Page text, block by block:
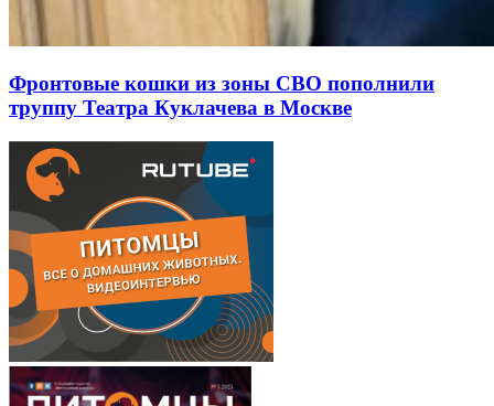
Фронтовые кошки из зоны СВО пополнили
труппу Театра Куклачева в Москве